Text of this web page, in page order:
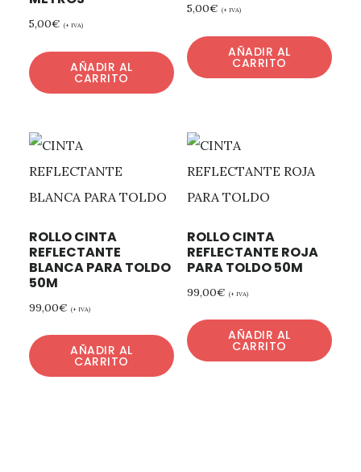
5,00€ (+ IVA)
AÑADIR AL
CARRITO
5,00€ (+ IVA)
AÑADIR AL
CARRITO
ROLLO CINTA
REFLECTANTE
BLANCA PARA TOLDO
50M
99,00€ (+ IVA)
AÑADIR AL
CARRITO
ROLLO CINTA
REFLECTANTE ROJA
PARA TOLDO 50M
99,00€ (+ IVA)
AÑADIR AL
CARRITO